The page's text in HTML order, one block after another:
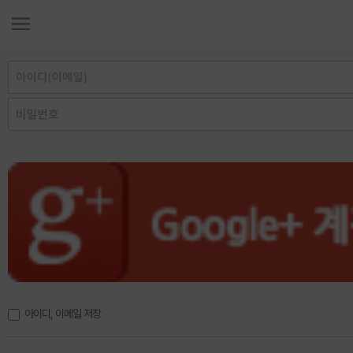
아이디, 이메일 저장